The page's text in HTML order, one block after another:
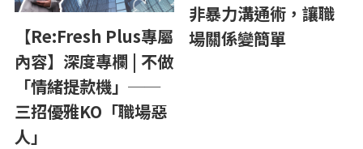
【Re:Fresh Plus專屬
內容】深度專欄 | 不做
「情緒提款機」──
三招優雅KO「職場惡
人」
非暴力溝通術，讓職
場關係變簡單